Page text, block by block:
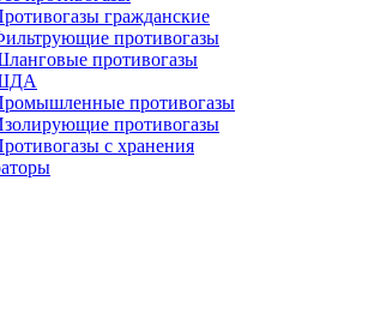
гражданские
противогазы
противогазы
противогазы
противогазы
с хранения